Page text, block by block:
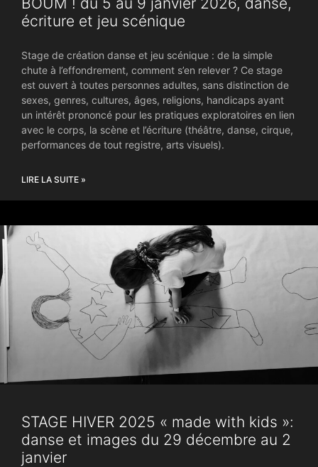
écriture et jeu scénique
Stage de création danse et jeu scénique : de la simple
chute à l’effondrement, comment s’en relever ? Ce stage
est ouvert à toutes personnes adultes, sans distinction de
sexes, genres, cultures, âges, religions, handicaps ayant
un intérêt prononcé pour les pratiques exploratoires en lien
avec le corps, la scène et l’écriture (théâtre, danse, cirque,
performances de tout registre, arts visuels).
LIRE LA SUITE »
STAGE HIVER 2025 « made with kids »:
danse et images du 29 décembre au 2
janvier